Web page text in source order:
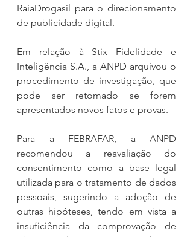
RaiaDrogasil para o direcionamento
de publicidade digital.
Em relação à Stix Fidelidade e
Inteligência S.A., a ANPD arquivou o
procedimento de investigação, que
pode ser retomado se forem
apresentados novos fatos e provas.
Para a FEBRAFAR, a ANPD
recomendou a reavaliação do
consentimento como a base legal
utilizada para o tratamento de dados
pessoais, sugerindo a adoção de
outras hipóteses, tendo em vista a
insuficiência da comprovação de